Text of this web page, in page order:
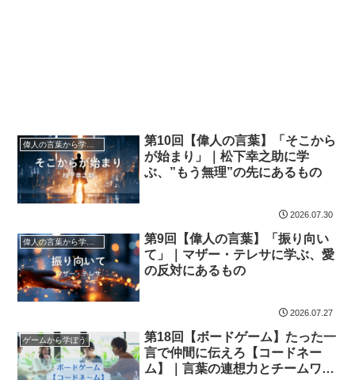
偉人の言葉から学ぼう
第10回【偉人の言葉】「そこから
が始まり」｜松下幸之助に学
ぶ、”もう無理”の先にあるもの
2026.07.30
偉人の言葉から学ぼう
第9回【偉人の言葉】「振り向い
て」｜マザー・テレサに学ぶ、愛
の反対にあるもの
2026.07.27
ゲームから学ぼう
第18回【ボードゲーム】たった一
言で仲間に伝えろ【コードネー
ム】｜言葉の連想力とチームワー